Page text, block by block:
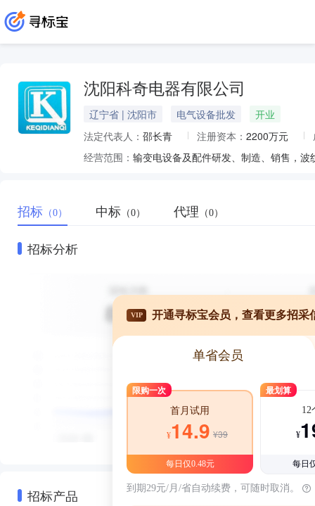
沈阳科奇电器有限公司
辽宁省 | 沈阳市 电气设备批发
开业
法定代表人： 邵长青 注册资本： 2200万元
经营范围：
招标 （0） 中标 （0） 代理 （0）
招标分析
招标产品
VIP 开通寻标宝会员，查看更多招采
单省会员
限购一次
首月试用
¥14.9 ¥39
每日仅0.48元
最划算
12
¥
每日
到期29元/月/省自动续费，可随时取消。